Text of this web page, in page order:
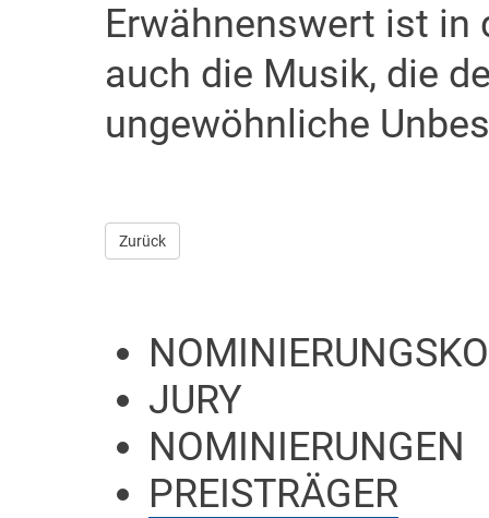
Erwähnenswert ist
auch die Musik, die
ungewöhnliche
Zurück
JURY
NOMINIERUNGEN
PREISTRÄGER